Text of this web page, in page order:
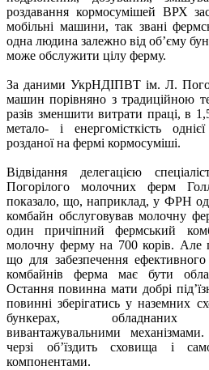
роздавання кормосумішей ВРХ
мобільні машини, так звані
одна людина залежно від об’єму
може обслужити цілу ферму.
За даними УкрНДІПВТ ім. Л.
машин порівняно з традиційною
разів зменшити витрати праці, в
метало- і енергомісткість
розданої на фермі кормосуміші.
Відвідання делегацією
Погорілого молочних ферм
показало, що, наприклад, у ФРН
комбайн обслуговував молочну
один причіпний фермський
молочну ферму на 700 корів. Але
що для забезпечення
комбайнів ферма має бути
Остання повинна мати добрі
повинні зберігатись у наземних
бункерах, обладнаних
вивантажувальними
черзі об’їздить сховища і
компонентами.